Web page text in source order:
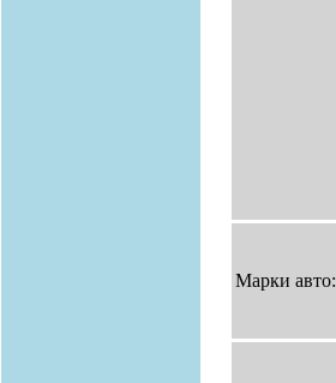
Марки авто: